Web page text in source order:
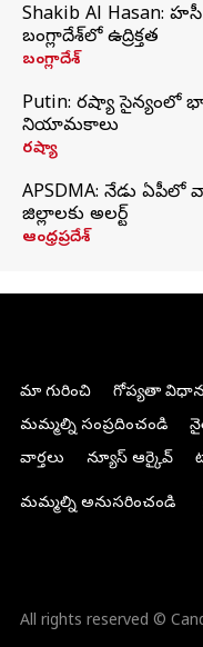
Shakib Al Hasan:
బంగ్లాదేశ్‌లో ఉద్రిక్తత
బంగ్లాదేశ్
Putin: రష్యా సైన్యంలో
నియామకాలు
రష్యా
APSDMA: నేడు
జిల్లాలకు అలర్ట్
ఆంధ్రప్రదేశ్
మా గురించి గోప్యతా
మమ్మల్ని సంప్రదించండి
వార్తలు
న్యూస్ ఆర్కైవ్
మమ్మల్ని అనుసరించండి
All rights reserved ©